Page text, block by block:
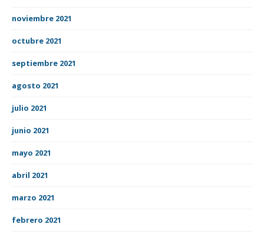
noviembre 2021
octubre 2021
septiembre 2021
agosto 2021
julio 2021
junio 2021
mayo 2021
abril 2021
marzo 2021
febrero 2021